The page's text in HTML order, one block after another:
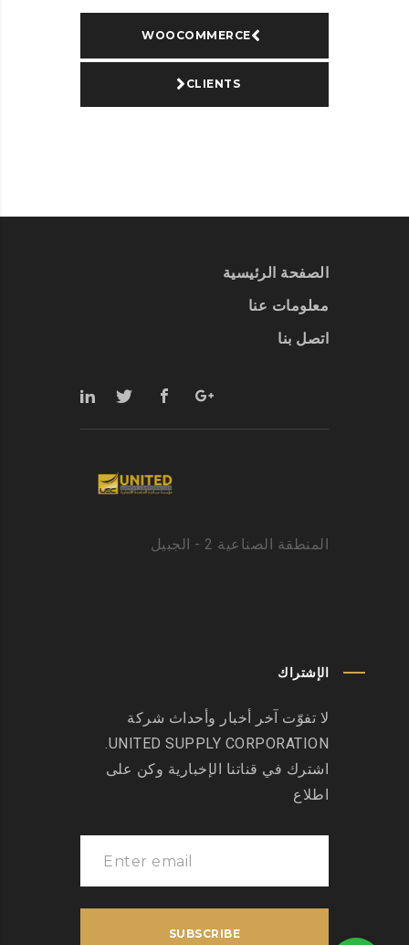
WOOCOMMERCE
CLIENTS
الصفحة الرئيسية
معلومات عنا
اتصل بنا
المنطقة الصناعية 2 - الجبيل
الإشتراك
لا تفوّت آخر أخبار وأحداث شركة
UNITED SUPPLY CORPORATION.
اشترك في قناتنا الإخبارية وكن على
اطلاع